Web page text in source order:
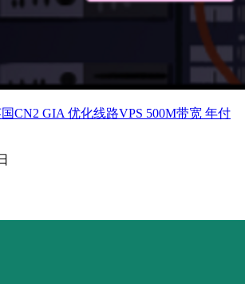
CN2 GIA 优化线路VPS 500M带宽 年付